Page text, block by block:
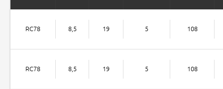
RC78 8,5 19 5 108
RC78 8,5 19 5 108